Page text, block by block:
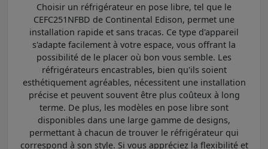
Choisir un réfrigérateur en pose libre, tel que le
CEFC251NFBD de Continental Edison, permet une
installation rapide et sans tracas. Ce type d'appareil
s'adapte facilement à votre espace, vous offrant la
possibilité de le placer où bon vous semble. Les
réfrigérateurs encastrables, bien qu'ils soient
esthétiquement agréables, nécessitent une installation
précise et peuvent souvent être plus coûteux à long
terme. De plus, les modèles en pose libre sont
disponibles dans une large gamme de designs,
permettant à chacun de trouver le réfrigérateur qui
correspond à son style. Si vous appréciez la flexibilité et